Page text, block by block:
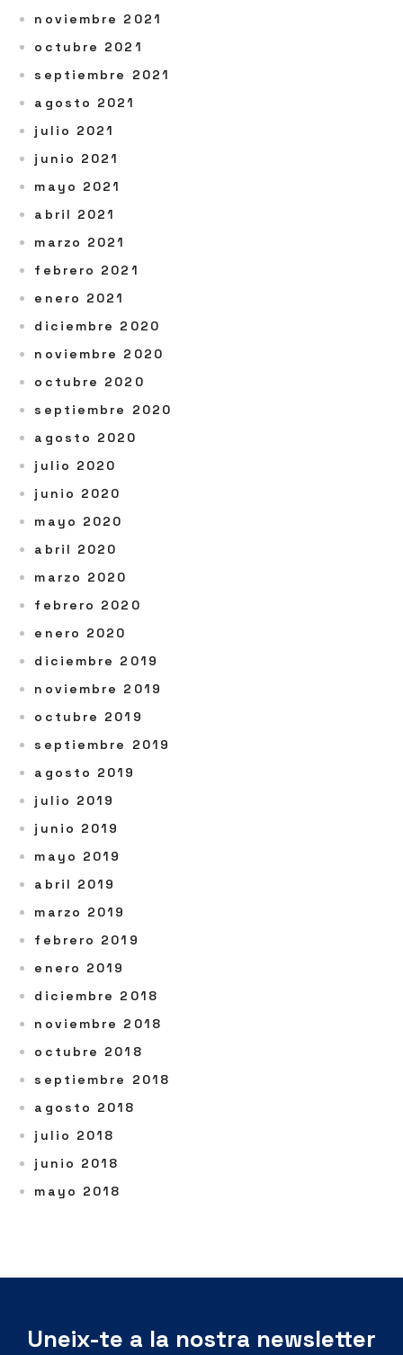
noviembre 2021
octubre 2021
septiembre 2021
agosto 2021
julio 2021
junio 2021
mayo 2021
abril 2021
marzo 2021
febrero 2021
enero 2021
diciembre 2020
noviembre 2020
octubre 2020
septiembre 2020
agosto 2020
julio 2020
junio 2020
mayo 2020
abril 2020
marzo 2020
febrero 2020
enero 2020
diciembre 2019
noviembre 2019
octubre 2019
septiembre 2019
agosto 2019
julio 2019
junio 2019
mayo 2019
abril 2019
marzo 2019
febrero 2019
enero 2019
diciembre 2018
noviembre 2018
octubre 2018
septiembre 2018
agosto 2018
julio 2018
junio 2018
mayo 2018
Uneix-te a la nostra newsletter